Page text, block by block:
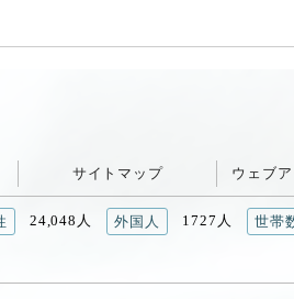
サイトマップ ウェブ
24,048人 外国人 1727人 世帯